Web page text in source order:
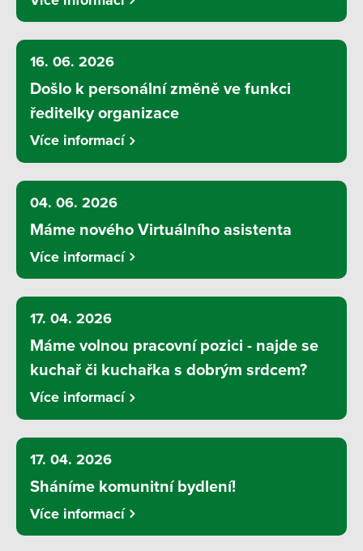
16. 06. 2026
Došlo k personální změně ve funkci
ředitelky organizace
Více informací
04. 06. 2026
Máme nového Virtuálního asistenta
Více informací
17. 04. 2026
Máme volnou pracovní pozici - najde se
kuchař či kuchařka s dobrým srdcem?
Více informací
17. 04. 2026
Sháníme komunitní bydlení!
Více informací